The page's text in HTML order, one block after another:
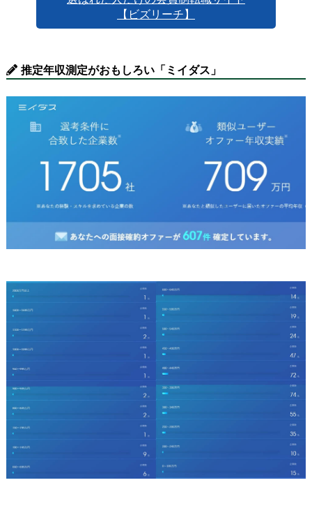
【ビズリーチ】
推定年収測定がおもしろい「ミイダス」